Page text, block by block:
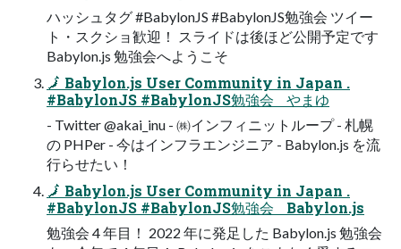
ハッシュタグ #BabylonJS #BabylonJS勉強会 ツイー
ト・スクショ歓迎！ スライドは後ほど公開予定です
Babylon.js 勉強会へようこそ
🗾 Babylon.js User Community in Japan .
#BabylonJS #BabylonJS勉強会 やまゆ
- Twitter @akai_inu - ㈱インフィニットループ - 札幌
の PHPer - 今はインフラエンジニア - Babylon.js を流
行らせたい！
🗾 Babylon.js User Community in Japan .
#BabylonJS #BabylonJS勉強会 Babylon.js
勉強会 4 年目！ 2022 年に発足した Babylon.js 勉強会